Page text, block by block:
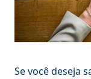
Se você deseja